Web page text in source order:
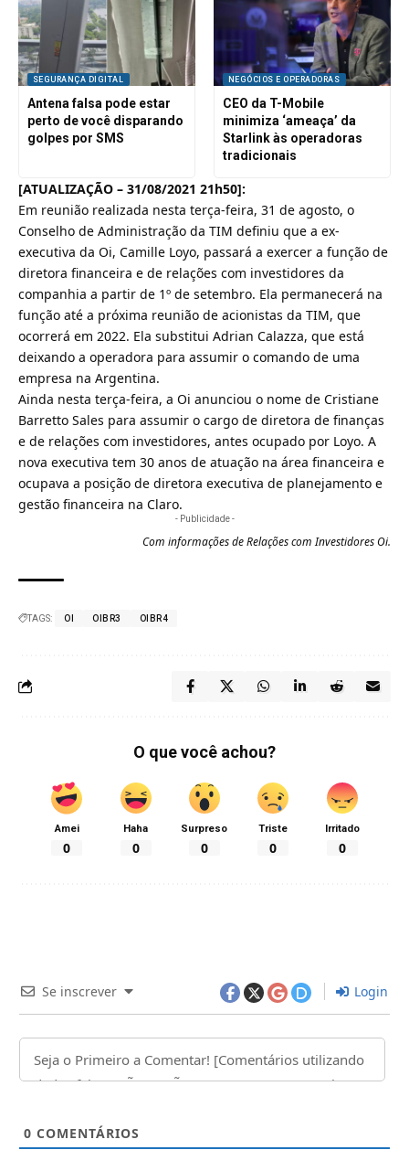
SEGURANÇA DIGITAL
Antena falsa pode estar
perto de você disparando
golpes por SMS
NEGÓCIOS E OPERADORAS
CEO da T-Mobile
minimiza ‘ameaça’ da
Starlink às operadoras
tradicionais
[ATUALIZAÇÃO – 31/08/2021 21h50]:
Em reunião realizada nesta terça-feira, 31 de agosto, o
Conselho de Administração da TIM definiu que a ex-
executiva da Oi, Camille Loyo, passará a exercer a função de
diretora financeira e de relações com investidores da
companhia a partir de 1º de setembro. Ela permanecerá na
função até a próxima reunião de acionistas da TIM, que
ocorrerá em 2022. Ela substitui Adrian Calazza, que está
deixando a operadora para assumir o comando de uma
empresa na Argentina.
Ainda nesta terça-feira, a Oi anunciou o nome de Cristiane
Barretto Sales para assumir o cargo de diretora de finanças
e de relações com investidores, antes ocupado por Loyo. A
nova executiva tem 30 anos de atuação na área financeira e
ocupava a posição de diretora executiva de planejamento e
gestão financeira na Claro.
- Publicidade -
Com informações de Relações com Investidores Oi.
TAGS: OI OIBR3 OIBR4
O que você achou?
Amei
0
Haha
0
Surpreso
0
Triste
0
Irritado
0
Se inscrever Login
0 COMENTÁRIOS